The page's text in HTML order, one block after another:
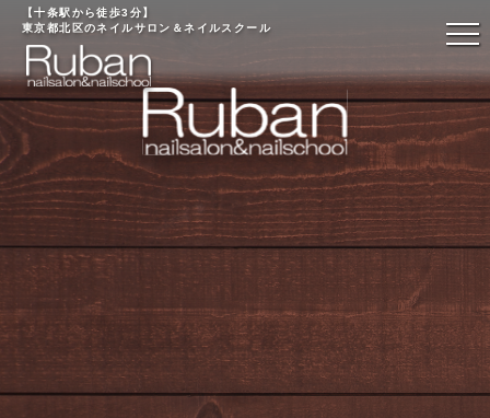
【十条駅から徒歩3分】
東京都北区のネイルサロン＆ネイルスクール